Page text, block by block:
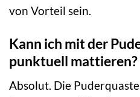
von Vorteil sein.
Kann ich mit der
punktuell mattieren?
Absolut. Die